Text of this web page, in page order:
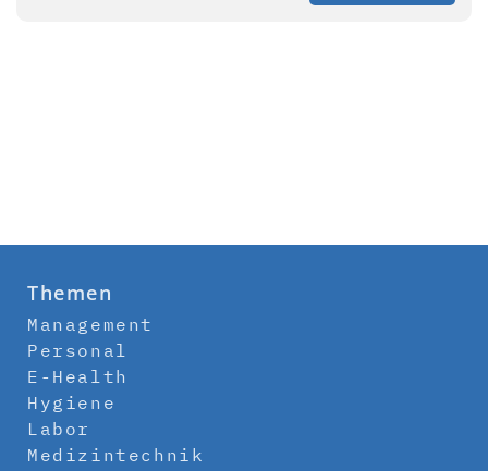
Themen
Management
Personal
E-Health
Hygiene
Labor
Medizintechnik